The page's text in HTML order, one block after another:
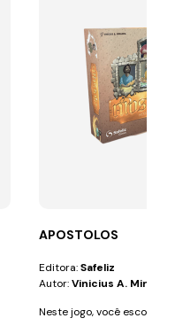
APOSTOLOS
Editora:Safeliz
Autor:Vinicius A. Miranda
Neste jogo, você